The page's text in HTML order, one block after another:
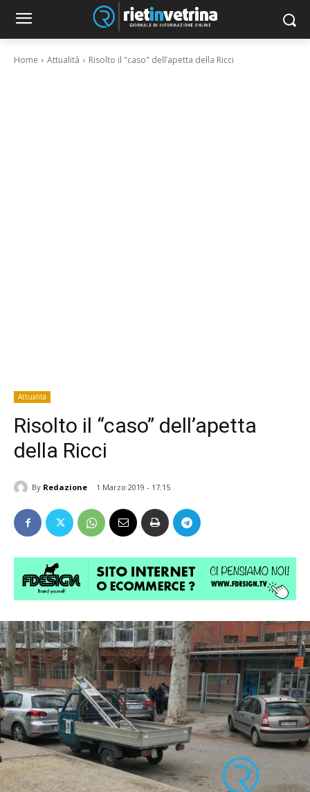
Home Attualità Risolto il "caso" dell’apetta della Ricci
Attualità
Risolto il “caso” dell’apetta
della Ricci
By Redazione 1 Marzo 2019 - 17:15